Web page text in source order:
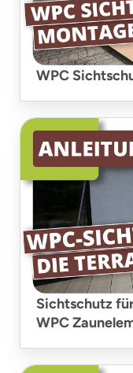
WPC
Sichtschutz
WPC